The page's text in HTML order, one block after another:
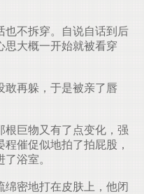
不拆穿。自说自话到后
思大概一开始就被看穿
再躲，于是被亲了唇
巨物又有了点变化，强
催促似地拍了拍屁股，
浴室。
密地打在皮肤上，他闭